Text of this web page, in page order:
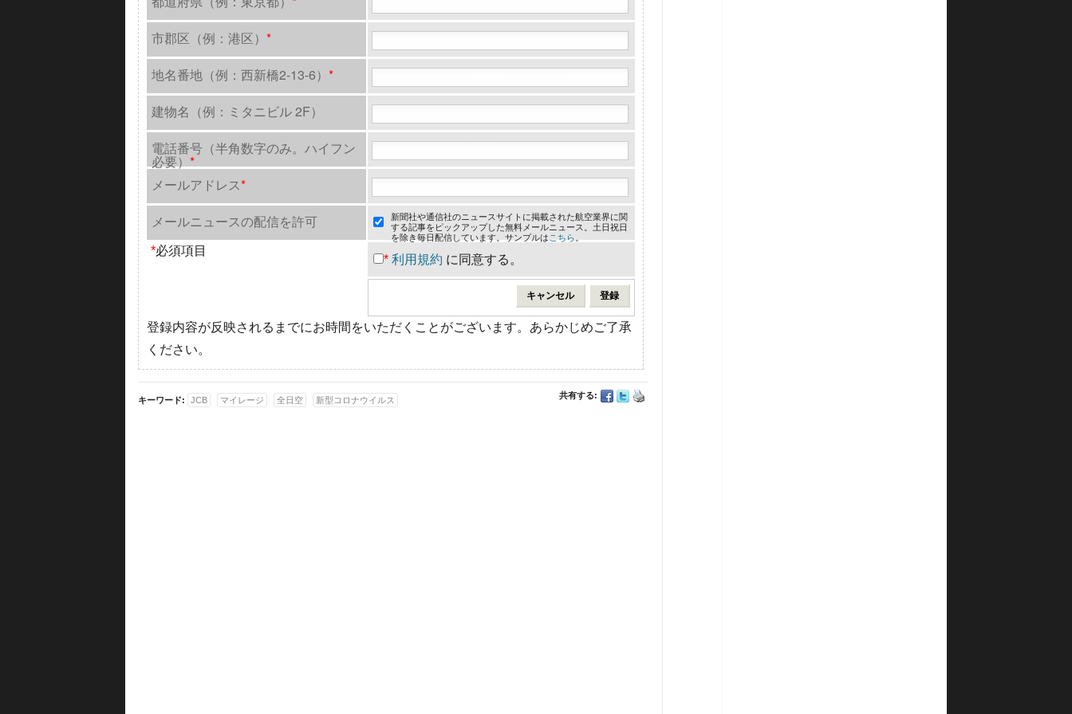
市郡区（例：港区） *
地名番地（例：西新橋2-13-6） *
建物名（例：ミタニビル 2F）
電話番号（半角数字のみ。ハイフン
必要） *
メールアドレス*
メールニュースの配信を許可
* 利用規約 に同意する。
*必須項目
新聞社や通信社のニュースサイトに掲載された航空業界に関
する記事をピックアップした無料メールニュース。土日祝日
を除き毎日配信しています。サンプルは こちら
登録内容が反映されるまでにお時間をいただくことがございます。あらかじめご了承
ください。
共有する:
キーワード: JCB マイレージ 全日空 新型コロナウイルス